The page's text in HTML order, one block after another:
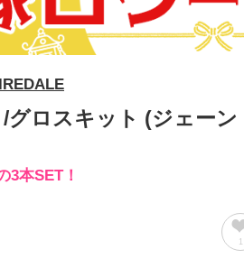
ロスキット (ジェーン
3本SET！